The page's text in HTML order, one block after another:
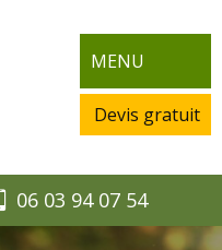
MENU
Devis gratuit
06 03 94 07 54